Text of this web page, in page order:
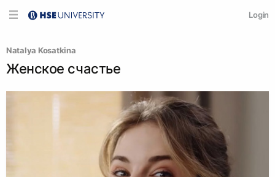
Login
Natalya Kosatkina
Женское счастье